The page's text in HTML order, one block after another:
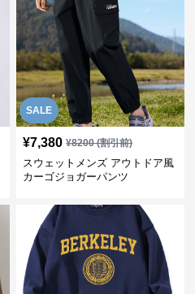
SALE
¥7,380 ¥8200(割引前)
スウェットメンズ アウトドア風
カーゴジョガーパンツ